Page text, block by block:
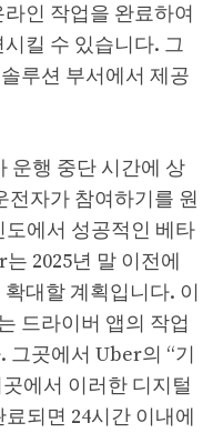
인 작업을 완료하여
킬 수 있습니다. 그
루션 부서에서 제공
운행 중단 시간에 상
전자가 참여하기를 원
에서 성공적인 베타
2025년 말 이전에
대할 계획입니다. 이
드라이버 앱의 작업
그곳에서 Uber의 “기
에서 이러한 디지털
되면 24시간 이내에